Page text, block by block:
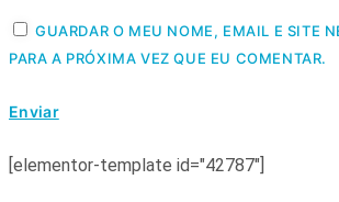
GUARDAR O MEU NOME, EMAIL E SITE
PARA A PRÓXIMA VEZ QUE EU COMENTAR.
[elementor-template id="42787"]